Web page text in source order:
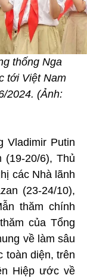
thống Nga
tới Việt Nam
2024. (Ảnh:
Vladimir Putin
20/6), Thủ
các Nhà lãnh
(23-24/10),
thăm chính
của Tổng
về làm sâu
toàn diện, trên
Hiệp ước về